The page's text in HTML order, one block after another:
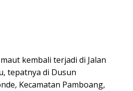
kembali terjadi di Jalan
tepatnya di Dusun
Kecamatan Pamboang,